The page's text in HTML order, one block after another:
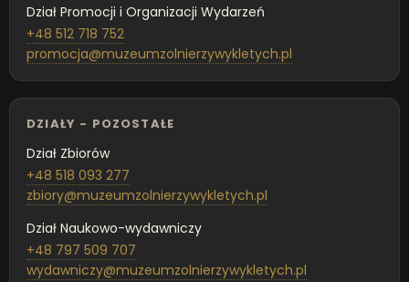
Dział Promocji i Organizacji Wydarzeń
+48 512 718 752
promocja@muzeumzolnierzywykletych.pl
DZIAŁY - POZOSTAŁE
Dział Zbiorów
+48 518 093 277
zbiory@muzeumzolnierzywykletych.pl
Dział Naukowo-wydawniczy
+48 797 509 707
wydawniczy@muzeumzolnierzywykletych.pl